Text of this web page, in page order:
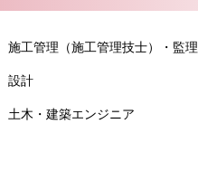
施工管理（施工管理技士）・監理
設計
土木・建築エンジニア